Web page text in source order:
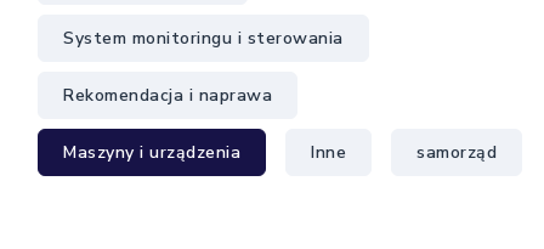
System monitoringu i sterowania
Rekomendacja i naprawa
Maszyny i urządzenia Inne samorząd